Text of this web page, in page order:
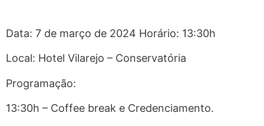
Data: 7 de março de 2024 Horário: 13:30h
Local: Hotel Vilarejo – Conservatória
Programação:
13:30h – Coffee break e Credenciamento.